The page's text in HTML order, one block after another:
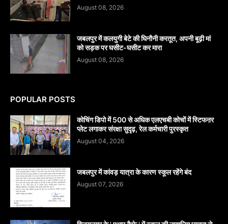
August 08, 2026
जबलपुर में कलयुगी बेटे की घिनौनी करतूत, अपनी बूढ़ी मां
को सड़क पर घसीट-घसीट कर मारा
August 08, 2026
POPULAR POSTS
कोचिंग डिपो में 500 से अधिक एलएचबी कोचों में स्टिफऩर
प्लेट लगाकर संरक्षा सुदृढ़, रेल कर्मचारी पुरस्कृत
August 04, 2026
जबलपुर में कांवड़ यात्रा के कारण स्कूल रहेंगे बंद
August 07, 2026